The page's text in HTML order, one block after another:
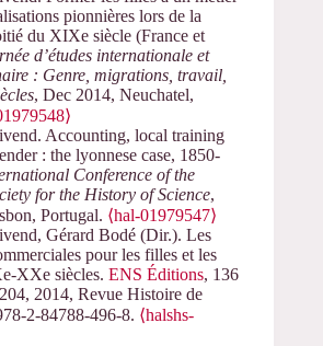
pionnières lors de la
du XIXe siècle (France et
d’études internationale et
: Genre, migrations, travail,
, Dec 2014, Neuchatel,
Accounting, local training
: the lyonnese case, 1850-
Conference of the
for the History of Science,
Portugal. ⟨hal-01979547⟩
Gérard Bodé (Dir.). Les
pour les filles et les
XXe siècles. ENS Éditions, 136
2014, Revue Histoire de
2-84788-496-8. ⟨halshs-